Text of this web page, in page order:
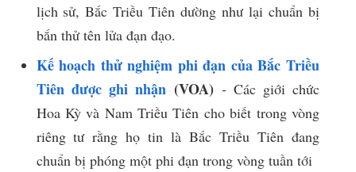
lịch sử, Bắc Triều Tiên dường như lại chuẩn bị
bắn thử tên lửa đạn đạo.
Kế hoạch thử nghiệm phi đạn của Bắc Triều
Tiên được ghi nhận(VOA) - Các giới chức
Hoa Kỳ và Nam Triều Tiên cho biết trong vòng
riêng tư rằng họ tin là Bắc Triều Tiên đang
chuẩn bị phóng một phi đạn trong vòng tuần tới